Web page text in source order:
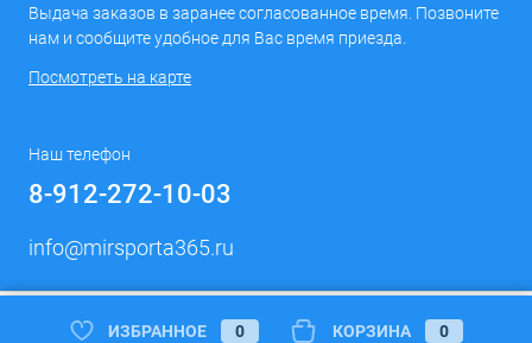
Выдача заказов в заранее согласованное время. Позвоните
нам и сообщите удобное для Вас время приезда.
Посмотреть на карте
Наш телефон
8-912-272-10-03
info@mirsporta365.ru
ИЗБРАННОЕ 0 КОРЗИНА 0